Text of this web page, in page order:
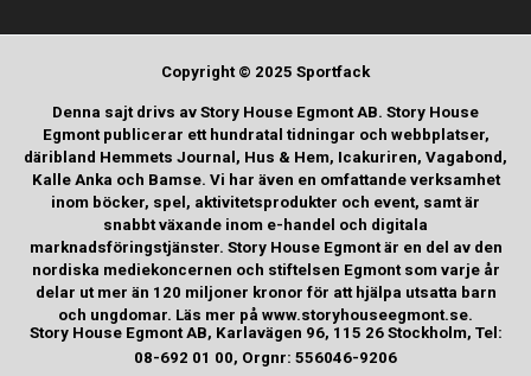
Copyright © 2025 Sportfack
Denna sajt drivs av Story House Egmont AB. Story House
Egmont publicerar ett hundratal tidningar och webbplatser,
däribland Hemmets Journal, Hus & Hem, Icakuriren, Vagabond,
Kalle Anka och Bamse. Vi har även en omfattande verksamhet
inom böcker, spel, aktivitetsprodukter och event, samt är
snabbt växande inom e-handel och digitala
marknadsföringstjänster. Story House Egmont är en del av den
nordiska mediekoncernen och stiftelsen Egmont som varje år
delar ut mer än 120 miljoner kronor för att hjälpa utsatta barn
och ungdomar. Läs mer på www.storyhouseegmont.se.
Story House Egmont AB, Karlavägen 96, 115 26 Stockholm, Tel:
08-692 01 00, Orgnr: 556046-9206